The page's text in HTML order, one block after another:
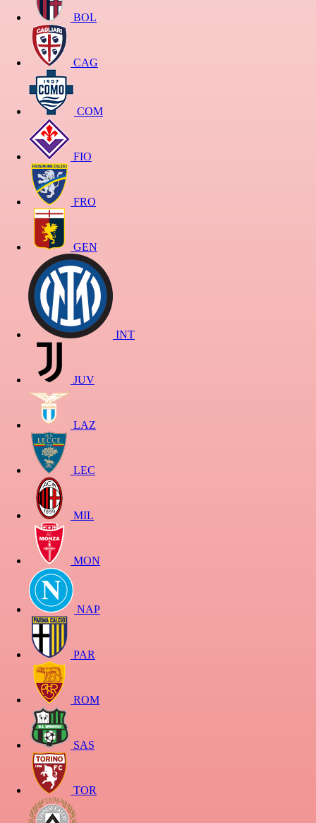
BOL
CAG
COM
FIO
FRO
GEN
INT
JUV
LAZ
LEC
MIL
MON
NAP
PAR
ROM
SAS
TOR